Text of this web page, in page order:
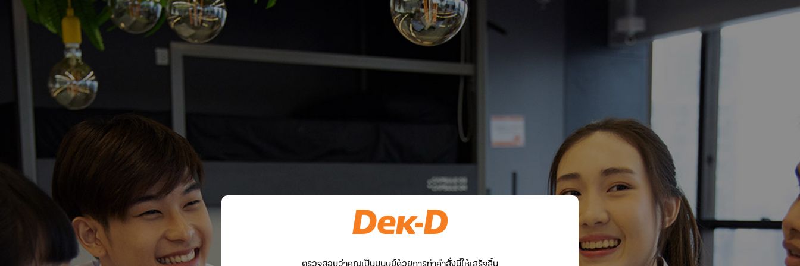
ตรวจสอบว่าคุณเป็นมนุษย์ด้วยการทำคำสั่งนี้ให้เสร็จสิ้น